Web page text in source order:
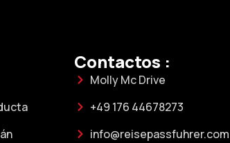
Contactos :
Molly Mc Drive
+49 176 44678273
info@reisepassfuhrer.com